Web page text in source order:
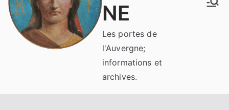
NE
Les portes de
l'Auvergne;
informations et
archives.